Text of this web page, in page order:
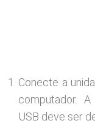
Conecte a
computador.
USB deve ser